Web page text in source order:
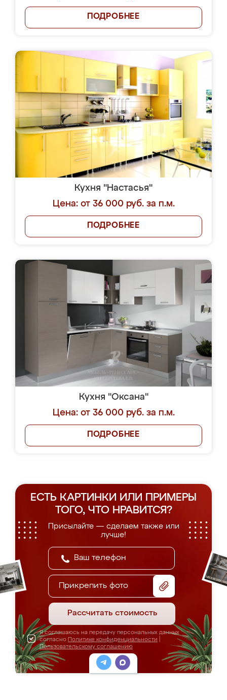
ПОДРОБНЕЕ
Кухня "Настасья"
Цена: от 36 000 руб. за п.м.
ПОДРОБНЕЕ
Кухня "Оксана"
Цена: от 36 000 руб. за п.м.
ПОДРОБНЕЕ
ЕСТЬ КАРТИНКИ ИЛИ ПРИМЕРЫ
ТОГО, ЧТО НРАВИТСЯ?
Присылайте — сделаем также или
лучше!
Прикрепить фото
Рассчитать стоимость
Я соглашаюсь на передачу персональных данных
согласно Политике конфиденциальности
Пользовательскому соглашению